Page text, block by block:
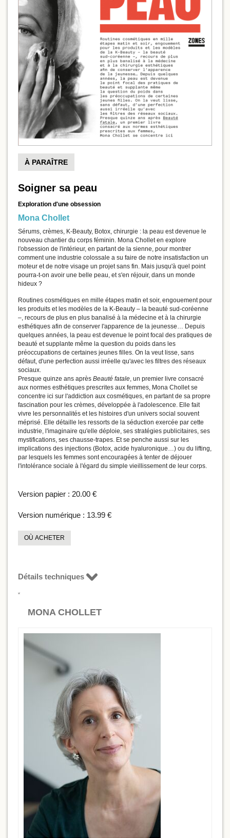
À PARAÎTRE
Soigner sa peau
Exploration d'une obsession
Mona Chollet
Sérums, crèmes, K-Beauty, Botox, chirurgie : la peau est devenue le
nouveau chantier du corps féminin. Mona Chollet en explore
l'obsession de l'intérieur, en partant de la sienne, pour montrer
comment une industrie colossale a su faire de notre insatisfaction un
moteur et de notre visage un projet sans fin. Mais jusqu'à quel point
pourra-t-on avoir une belle peau, et s'en réjouir, dans un monde
hideux ?
Routines cosmétiques en mille étapes matin et soir, engouement pour
les produits et les modèles de la K-Beauty – la beauté sud-coréenne
–, recours de plus en plus banalisé à la médecine et à la chirurgie
esthétiques afin de conserver l'apparence de la jeunesse… Depuis
quelques années, la peau est devenue le point focal des pratiques de
beauté et supplante même la question du poids dans les
préoccupations de certaines jeunes filles. On la veut lisse, sans
défaut, d'une perfection aussi irréelle qu'avec les filtres des réseaux
sociaux.
Presque quinze ans après Beauté fatale , un premier livre consacré
aux normes esthétiques prescrites aux femmes, Mona Chollet se
concentre ici sur l'addiction aux cosmétiques, en partant de sa propre
fascination pour les crèmes, développée à l'adolescence. Elle fait
vivre les personnalités et les histoires d'un univers social souvent
méprisé. Elle détaille les ressorts de la séduction exercée par cette
industrie, l'imaginaire qu'elle déploie, ses stratégies publicitaires, ses
mystifications, ses chausse-trapes. Et se penche aussi sur les
implications des injections (Botox, acide hyaluronique…) ou du lifting,
par lesquels les femmes sont encouragées à tenter de déjouer
l'intolérance sociale à l'égard du simple vieillissement de leur corps.
Version papier : 20.00 €
Version numérique : 13.99 €
OÙ ACHETER
Détails techniques
MONA CHOLLET